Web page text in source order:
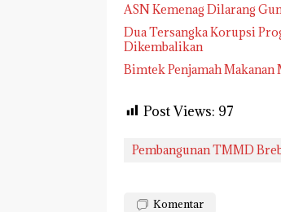
ASN Kemenag Dilarang
Dua Tersangka Korupsi
Dikembalikan
Bimtek Penjamah
Post Views: 97
Pembangunan TMMD
Komentar